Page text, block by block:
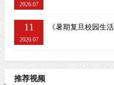
2026.07
11
2026.07
《暑期复旦校园生
推荐视频